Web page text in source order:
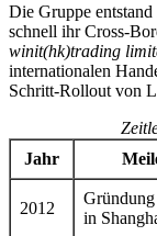
Die Gruppe
schnell ihr Cross-
winit(hk)trading
internationalen
Schritt-Rollout von
Jahr
2012
in